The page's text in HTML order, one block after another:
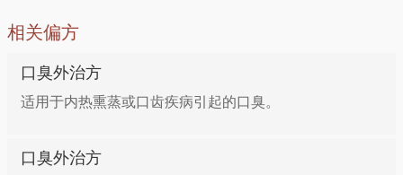
相关偏方
口臭外治方
适用于内热熏蒸或口齿疾病引起的口臭。
口臭外治方